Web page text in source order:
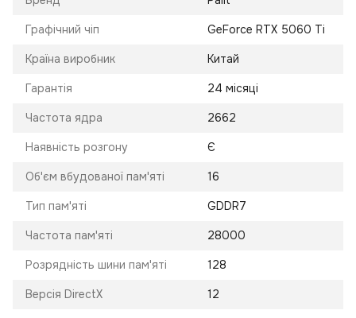
Графічний чіп GeForce RTX 5060 Ti
Країна виробник Китай
Гарантія 24 місяці
Частота ядра 2662
Наявність розгону Є
Об'єм вбудованої пам'яті 16
Тип пам'яті GDDR7
Частота пам'яті 28000
Розрядність шини пам'яті 128
Версія DirectX 12